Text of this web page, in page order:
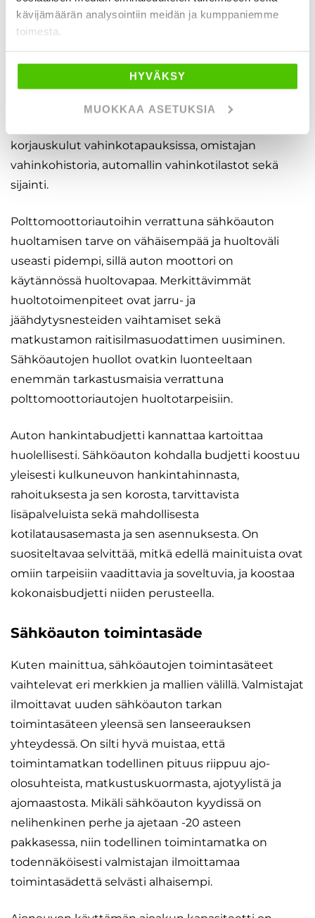
kävijämäärän analysointiin meidän ja kumppaniemme
toimesta.
HYVÄKSY
MUOKKAA ASETUKSIA
ajoneuvon kokonaismassan mukaan.
kilpailuttaa vakuutuspalveluja tarjoavat toimijat.
Vakuutuksen hinta vaihtelee yksilöllisesti ja se on
yleensä hieman polttomoottoriautoja korkeampi.
korjauskulut vahinkotapauksissa, omistajan
vahinkohistoria, automallin vahinkotilastot sekä
sijainti.
Polttomoottoriautoihin verrattuna sähköauton
huoltamisen tarve on vähäisempää ja huoltoväli
useasti pidempi, sillä auton moottori on
käytännössä huoltovapaa. Merkittävimmät
huoltotoimenpiteet ovat jarru- ja
jäähdytysnesteiden vaihtamiset sekä
matkustamon raitisilmasuodattimen uusiminen.
Sähköautojen huollot ovatkin luonteeltaan
enemmän tarkastusmaisia verrattuna
polttomoottoriautojen huoltotarpeisiin.
Auton hankintabudjetti kannattaa kartoittaa
huolellisesti. Sähköauton kohdalla budjetti koostuu
yleisesti kulkuneuvon hankintahinnasta,
rahoituksesta ja sen korosta, tarvittavista
lisäpalveluista sekä mahdollisesta
kotilatausasemasta ja sen asennuksesta. On
suositeltavaa selvittää, mitkä edellä mainituista ovat
omiin tarpeisiin vaadittavia ja soveltuvia, ja koostaa
kokonaisbudjetti niiden perusteella.
Sähköauton toimintasäde
Kuten mainittua, sähköautojen toimintasäteet
vaihtelevat eri merkkien ja mallien välillä. Valmistajat
ilmoittavat uuden sähköauton tarkan
toimintasäteen yleensä sen lanseerauksen
yhteydessä. On silti hyvä muistaa, että
toimintamatkan todellinen pituus riippuu ajo-
olosuhteista, matkustuskuormasta, ajotyylistä ja
ajomaastosta. Mikäli sähköauton kyydissä on
nelihenkinen perhe ja ajetaan -20 asteen
pakkasessa, niin todellinen toimintamatka on
todennäköisesti valmistajan ilmoittamaa
toimintasädettä selvästi alhaisempi.